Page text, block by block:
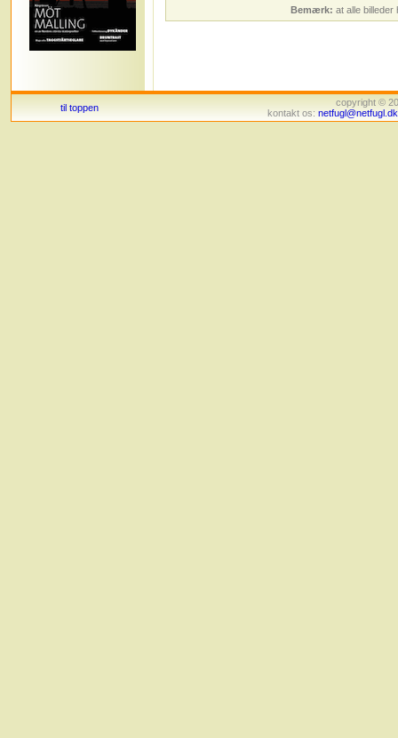
Bemærk: at alle
til toppen
copyright ©
kontakt os: netfugl@netfugl.dk